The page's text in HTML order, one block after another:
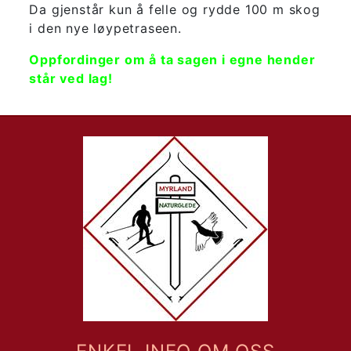
Da gjenstår kun å felle og rydde 100 m skog
i den nye løypetraseen.
Oppfordinger om å ta sagen i egne hender
står ved lag!